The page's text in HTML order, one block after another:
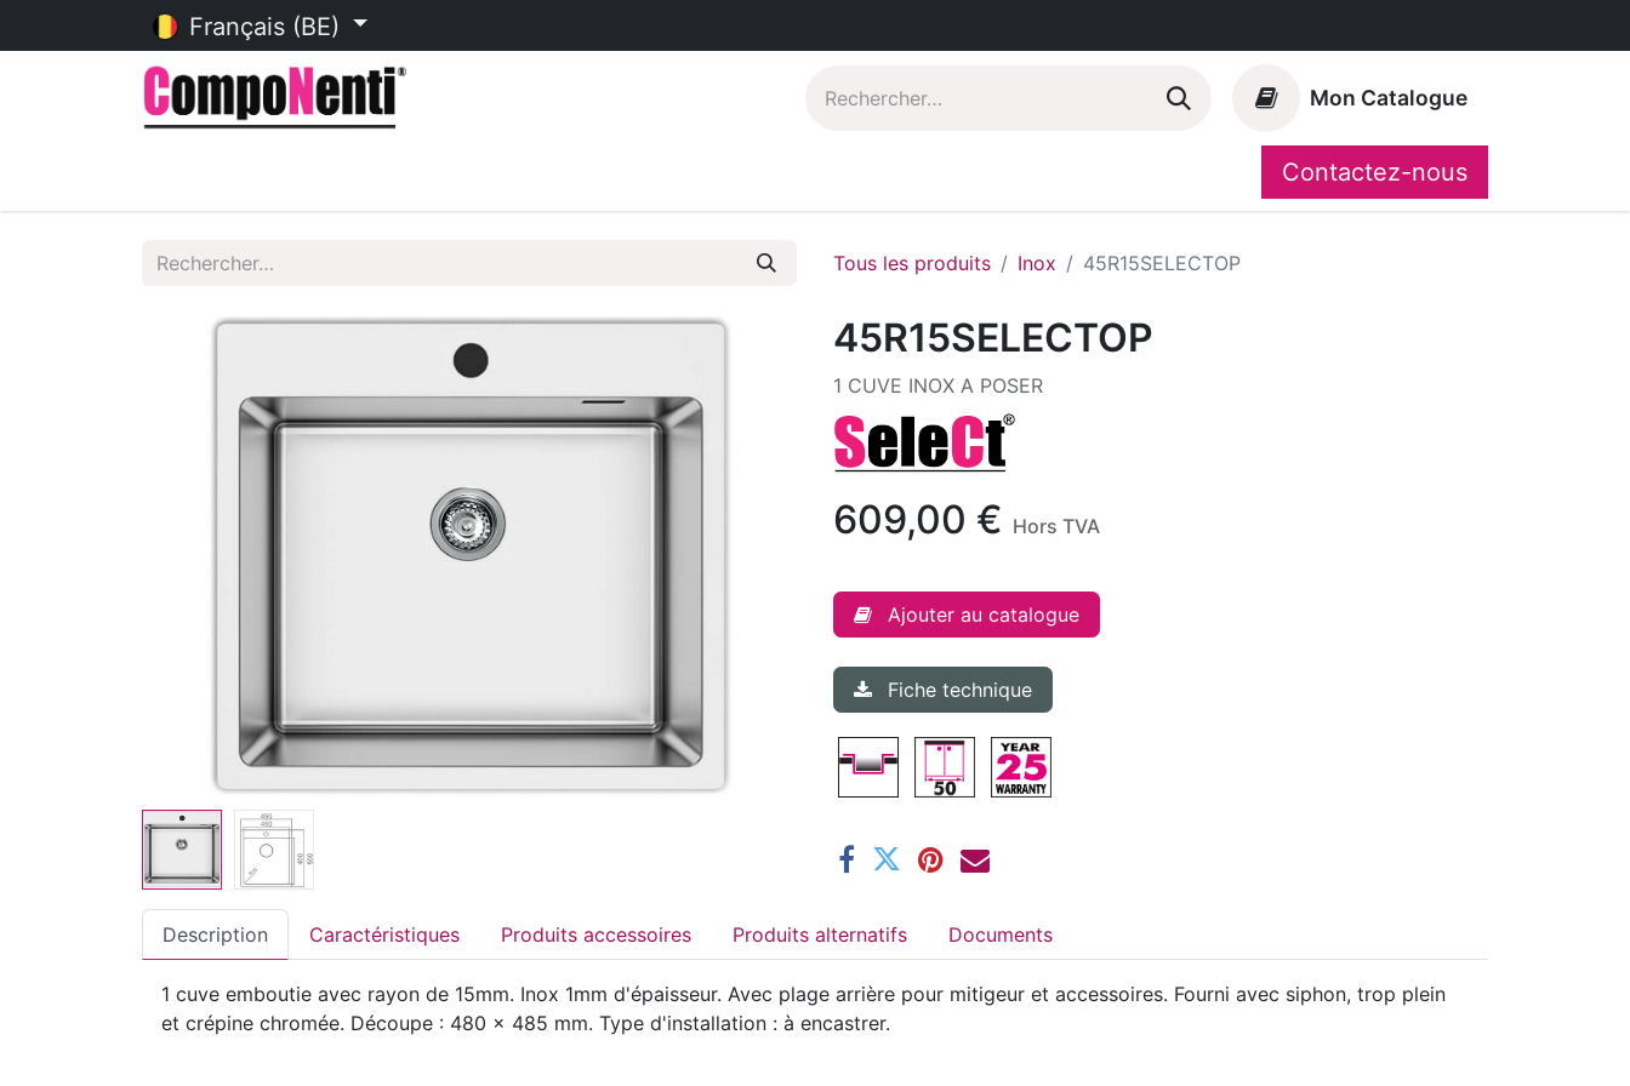
Français (BE)
Mon Catalogue
CompoShop
Contactez-nous
Tous les produits Inox 45R15SELECTOP
45R15SELECTOP
1 CUVE INOX A POSER
609,00 € Hors TVA
Ajouter au catalogue
Fiche technique
Description Caractéristiques Produits accessoires Produits alternatifs Documents
1 cuve emboutie avec rayon de 15mm. Inox 1mm d'épaisseur. Avec plage arrière pour mitigeur et accessoires. Fourni avec siphon, trop plein
et crépine chromée. Découpe : 480 x 485 mm. Type d'installation : à encastrer.